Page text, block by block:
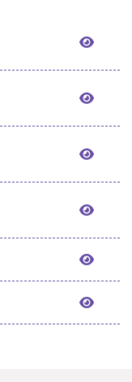
UEF1
UES1
UES2
UEM1
UMI1
UMI2